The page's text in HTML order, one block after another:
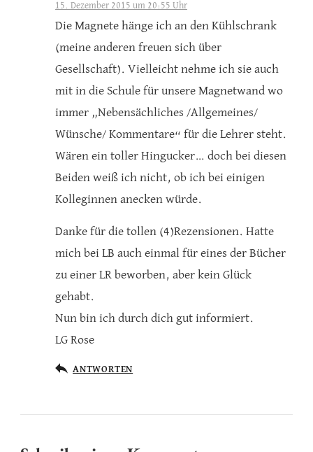
15. Dezember 2015 um 20:55 Uhr
Die Magnete hänge ich an den Kühlschrank
(meine anderen freuen sich über
Gesellschaft). Vielleicht nehme ich sie auch
mit in die Schule für unsere Magnetwand wo
immer „Nebensächliches /Allgemeines/
Wünsche/ Kommentare“ für die Lehrer steht.
Wären ein toller Hingucker… doch bei diesen
Beiden weiß ich nicht, ob ich bei einigen
Kolleginnen anecken würde.
Danke für die tollen (4)Rezensionen. Hatte
mich bei LB auch einmal für eines der Bücher
zu einer LR beworben, aber kein Glück
gehabt.
Nun bin ich durch dich gut informiert.
LG Rose
ANTWORTEN